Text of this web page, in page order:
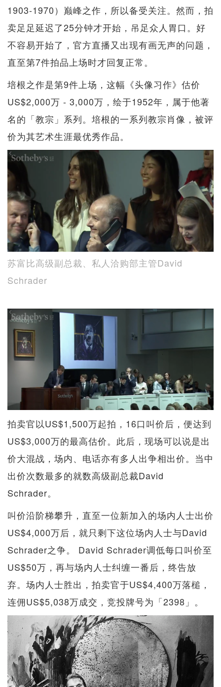
1903-1970）巅峰之作，所以备受关注。然而，拍
卖足足延迟了25分钟才开始，吊足众人胃口。好
不容易开始了，官方直播又出现有画无声的问题，
直至第7件拍品上场时才回复正常。
培根之作是第9件上场，这幅《头像习作》估价
US$2,000万 - 3,000万，绘于1952年，属于他著
名的「教宗」系列。培根的一系列教宗肖像，被评
价为其艺术生涯最优秀作品。
苏富比高级副总裁、私人洽购部主管David
Schrader
拍卖官以US$1,500万起拍，16口叫价后，便达到
US$3,000万的最高估价。此后，现场可以说是出
价大混战，场内、电话亦有多人出争相出价。当中
出价次数最多的就数高级副总裁David
Schrader。
叫价沿阶梯攀升，直至一位新加入的场内人士出价
US$4,000万后，就只剩下这位场内人士与David
Schrader之争。 David Schrader调低每口叫价至
US$50万，再与场内人士纠缠一番后，终告放
弃。场内人士胜出，拍卖官于US$4,400万落槌，
连佣US$5,038万成交，竞投牌号为「2398」。